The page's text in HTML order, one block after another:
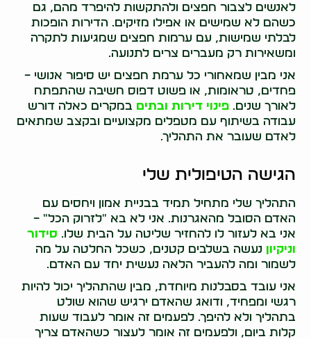
לאנשים לצבור חפצים ולהתקשות להיפרד מהם, גם
כשהם לא שמישים או אפילו מזיקים. הדירות הופכות
לבלתי שמישות, עם ערמות חפצים שמגיעות לתקרה
ומשאירות רק מעברים צרים לתנועה.
אני מבין שמאחורי כל ערמת חפצים יש סיפור אנושי –
פחדים, טראומות, או פשוט דפוס חשיבה שהתפתח
לאורך שנים.פינוי דירות ובתים במקרים כאלה דורש
עבודה בשיתוף עם מטפלים מקצועיים ובקצב שמתאים
לאדם שעובר את התהליך.
הגישה הטיפולית שלי
התהליך שלי מתחיל תמיד בבניית אמון ויחסים עם
האדם הסובל מהאגרנות. אני לא בא "לזרוק הכל" –
אני בא לעזור לו להחזיר שליטה על הבית שלו. סידור
וניקיון נעשה בשלבים קטנים, כשכל החלטה על מה
לשמור ומה להעביר הלאה נעשית יחד עם האדם.
אני עובד בסבלנות מיוחדת, מבין שהתהליך יכול להיות
רגשי ומפחיד, ודואג שהאדם ירגיש שהוא שולט
בתהליך ולא להיפך. לפעמים זה אומר לעבוד שעות
קלות ביום, ולפעמים זה אומר לעצור כשהאדם צריך